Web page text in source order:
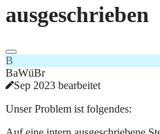
ausgeschrieben
B
BaWüBr
Sep 2023 bearbeitet
Unser Problem ist folgendes: